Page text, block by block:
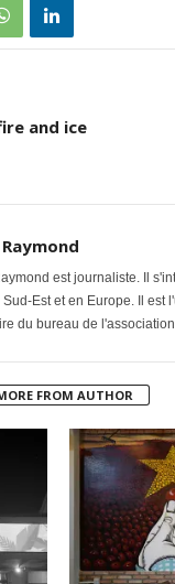
and ice
est journaliste. Il
Est et en Europe. Il est
du bureau de
FROM AUTHOR